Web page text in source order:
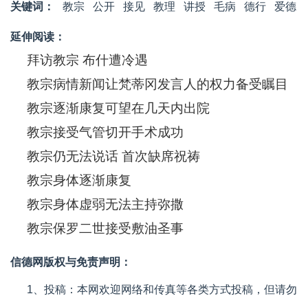
关键词： 教宗 公开 接见 ​教理 讲授 毛病 德行 爱德
延伸阅读：
拜访教宗 布什遭冷遇
教宗病情新闻让梵蒂冈发言人的权力备受瞩目
教宗逐渐康复可望在几天内出院
教宗接受气管切开手术成功
教宗仍无法说话 首次缺席祝祷
教宗身体逐渐康复
教宗身体虚弱无法主持弥撒
教宗保罗二世接受敷油圣事
信德网版权与免责声明：
1、投稿：本网欢迎网络和传真等各类方式投稿，但请勿